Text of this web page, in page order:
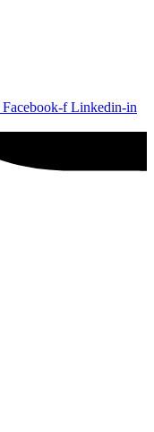
Facebook-f Linkedin-in